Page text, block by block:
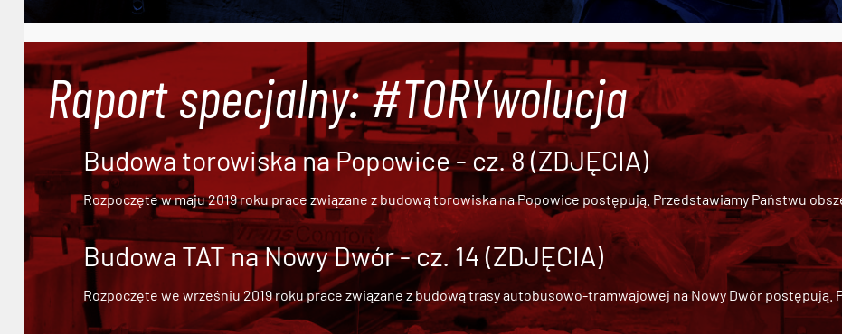
Raport specjalny: #TORYwolucja
Budowa torowiska na Popowice - cz. 8 (ZDJĘCIA)
Rozpoczęte w maju 2019 roku prace związane z budową torowiska na Popowice postępują. Przedstawiamy Państwu
Budowa TAT na Nowy Dwór - cz. 14 (ZDJĘCIA)
Rozpoczęte we wrześniu 2019 roku prace związane zbudową trasy autobusowo-tramwajowej na Nowy Dwórpostępują.